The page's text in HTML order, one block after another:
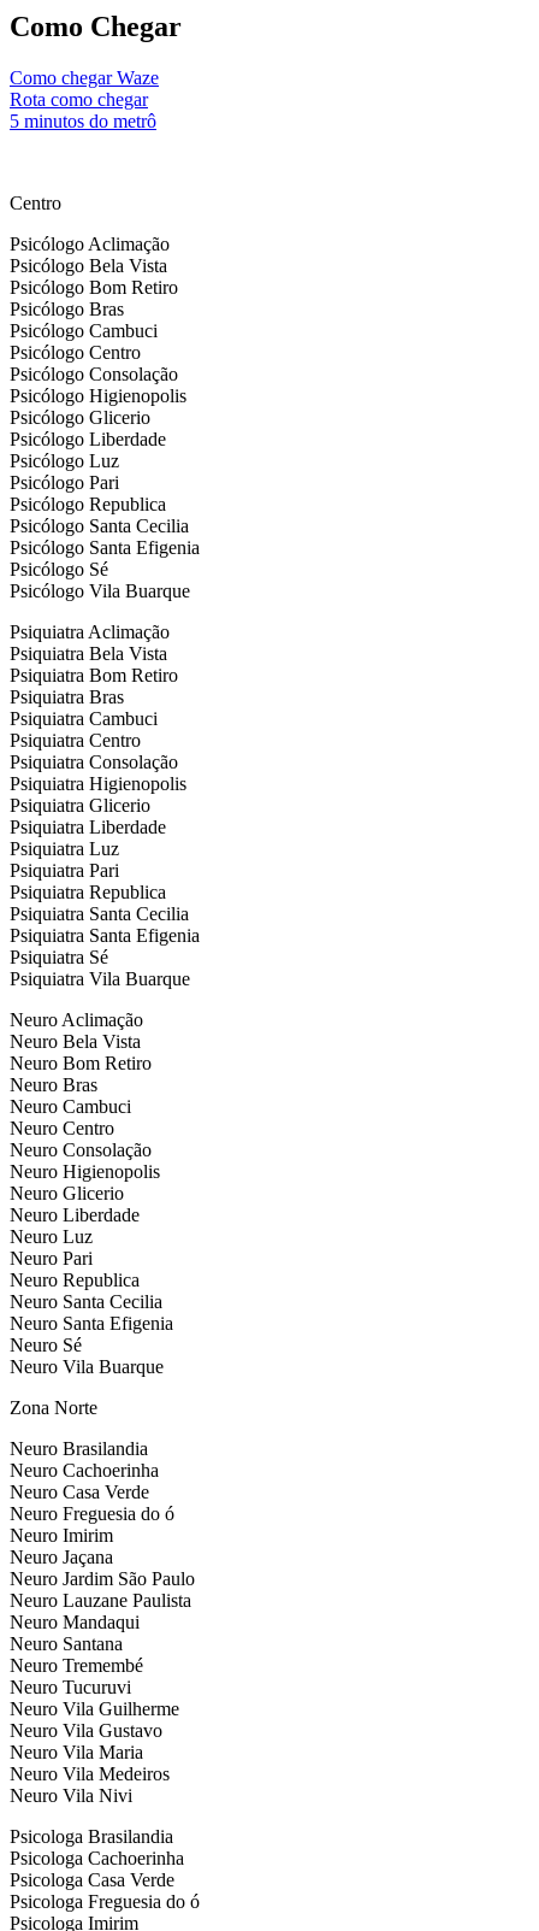
Como Chegar
Como chegar Waze
Rota como chegar
5 minutos do metrô
Centro
Psicólogo Aclimação
Psicólogo Bela Vista
Psicólogo Bom Retiro
Psicólogo Bras
Psicólogo Cambuci
Psicólogo Centro
Psicólogo Consolação
Psicólogo Higienopolis
Psicólogo Glicerio
Psicólogo Liberdade
Psicólogo Luz
Psicólogo Pari
Psicólogo Republica
Psicólogo Santa Cecilia
Psicólogo Santa Efigenia
Psicólogo Sé
Psicólogo Vila Buarque
Psiquiatra Aclimação
Psiquiatra Bela Vista
Psiquiatra Bom Retiro
Psiquiatra Bras
Psiquiatra Cambuci
Psiquiatra Centro
Psiquiatra Consolação
Psiquiatra Higienopolis
Psiquiatra Glicerio
Psiquiatra Liberdade
Psiquiatra Luz
Psiquiatra Pari
Psiquiatra Republica
Psiquiatra Santa Cecilia
Psiquiatra Santa Efigenia
Psiquiatra Sé
Psiquiatra Vila Buarque
Neuro Aclimação
Neuro Bela Vista
Neuro Bom Retiro
Neuro Bras
Neuro Cambuci
Neuro Centro
Neuro Consolação
Neuro Higienopolis
Neuro Glicerio
Neuro Liberdade
Neuro Luz
Neuro Pari
Neuro Republica
Neuro Santa Cecilia
Neuro Santa Efigenia
Neuro Sé
Neuro Vila Buarque
Zona Norte
Neuro Brasilandia
Neuro Cachoerinha
Neuro Casa Verde
Neuro Freguesia do ó
Neuro Imirim
Neuro Jaçana
Neuro Jardim São Paulo
Neuro Lauzane Paulista
Neuro Mandaqui
Neuro Santana
Neuro Tremembé
Neuro Tucuruvi
Neuro Vila Guilherme
Neuro Vila Gustavo
Neuro Vila Maria
Neuro Vila Medeiros
Neuro Vila Nivi
Psicologa Brasilandia
Psicologa Cachoerinha
Psicologa Casa Verde
Psicologa Freguesia do ó
Psicologa Imirim